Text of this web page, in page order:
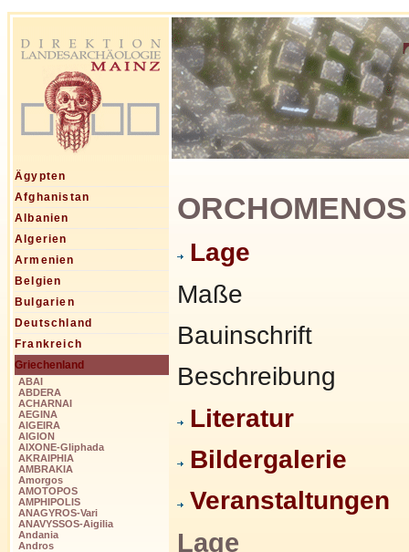
Ägypten
Afghanistan
Albanien
Algerien
Armenien
Belgien
Bulgarien
Deutschland
Frankreich
Griechenland
ABAI
ABDERA
ACHARNAI
AEGINA
AIGEIRA
AIGION
AIXONE-Gliphada
AKRAIPHIA
AMBRAKIA
Amorgos
AMOTOPOS
AMPHIPOLIS
ANAGYROS-Vari
ANAVYSSOS-Aigilia
Andania
Andros
Lage
Maße
Bauinschrift
Beschreibung
Literatur
Bildergalerie
Veranstaltungen
Lage